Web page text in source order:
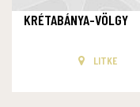
KRÉTABÁNYA-VÖLGY
LITKE